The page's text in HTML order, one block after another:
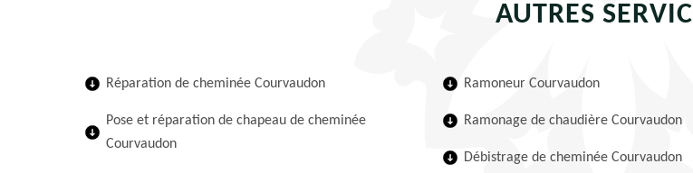
AUTRES
Réparation de cheminée Courvaudon
Pose et réparation de chapeau de cheminée
Courvaudon
Ramoneur Courvaudon
Ramonage de chaudière Courvaudon
Débistrage de cheminée Courvaudon